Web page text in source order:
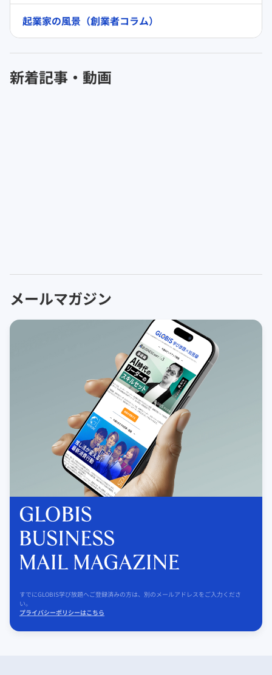
起業家の風景（創業者コラム）
新着記事・動画
メールマガジン
すでにGLOBIS学び放題へご登録済みの方は、別のメールアドレスをご入力くださ
い。
プライバシーポリシーはこちら